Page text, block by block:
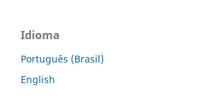
Idioma
Português (Brasil)
English